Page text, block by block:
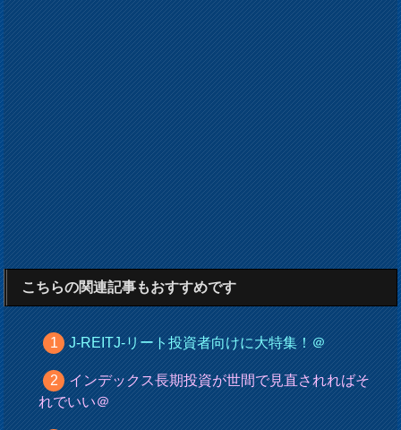
こちらの関連記事もおすすめです
J-REITJ-リート投資者向けに大特集！＠
インデックス長期投資が世間で見直されればそ
れでいい＠